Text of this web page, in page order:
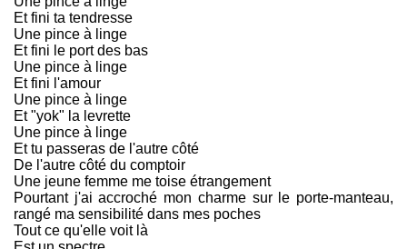
Et fini ta tendresse
Une pince à linge
Et fini le port des bas
Une pince à linge
Et fini l'amour
Une pince à linge
Et "yok" la levrette
Une pince à linge
Et tu passeras de l'autre côté
De l'autre côté du comptoir
Une jeune femme me toise étrangement
Pourtant j'ai accroché mon charme sur le porte-manteau,
rangé ma sensibilité dans mes poches
Tout ce qu'elle voit là